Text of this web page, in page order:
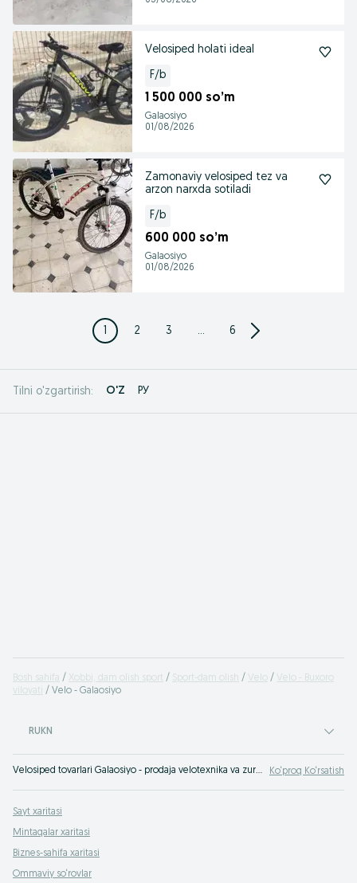
Velosiped holati ideal
F/b
1 500 000 so’m
Galaosiyo
01/08/2026
Zamonaviy velosiped tez va
arzon narxda sotiladi
F/b
600 000 so’m
Galaosiyo
01/08/2026
1 2 3 ... 6
Tilni o'zgartirish: O'Z РУ
Bosh sahifa Xobbi, dam olish sport Sport-dam olish Velo
Velo - Buxoro
viloyati
Velo - Galaosiyo
RUKN
Velosiped tovarlari Galaosiyo - prodaja velotexnika va zurur tovarlar savdosi. OLX.uz Galaosiyo e‘lonlar taxtasida velosipedlar uchun barcha zarur narsalarni xarid qilish mumkin ! Ko‘proq Ko‘rsatish
Sayt xaritasi
Mintaqalar xaritasi
Biznes-sahifa xaritasi
Ommaviy so‘rovlar